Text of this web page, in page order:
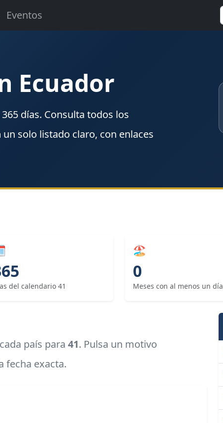
Eventos
Ecuador
365 días. Consulta todos los
solo listado claro, con enlaces
del calendario 41
🏖
0
Meses con al menos un día
país para 41. Pulsa un motivo
fecha exacta.